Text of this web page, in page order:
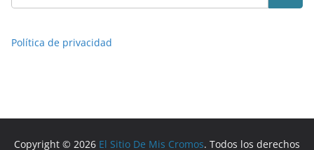
Política de privacidad
Copyright © 2026 El Sitio De Mis Cromos. Todos los derechos